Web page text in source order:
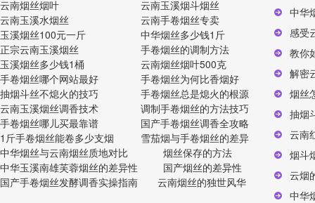
云南烟丝烟叶
云南玉溪水烟丝
玉溪烟丝100元一斤
正宗云南玉溪烟丝
玉溪烟丝多少钱1桶
手卷烟丝哪个网站最好
抽烟斗丝不熄火的技巧
云南玉溪烟丝调香技术
手卷烟丝哪儿买最靠谱
1斤手卷烟丝能卷多少支烟
中华烟丝与云南烟丝质地对比
中华玉溪南雄芙蓉烟丝的差异性
国产手卷烟丝发酵调香实操指南
云南玉溪烟斗烟丝
云南手卷烟丝专卖
中华烟丝多少钱1斤
手卷烟丝的调制方法
云南烟丝烟叶500克
手卷烟丝为何比香烟好
手卷烟丝总是熄火的根源
调制手卷烟丝的方法技巧
国产手卷烟丝调香全攻略
雪茄烟与手卷烟丝的差异
烟丝保存的方法
国产烟丝的差异性
云南烟丝的独世风华
中华
感受
教你
解密
烟丝
抽烟
云南
烟斗
云烟
中华